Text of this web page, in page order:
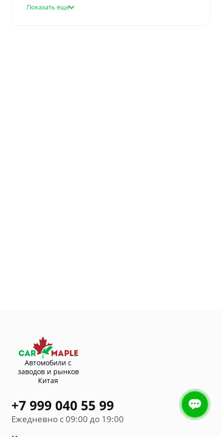
Показать еще
Автомобили с
заводов и рынков
Китая
+7 999 040 55 99
Ежедневно с 09:00 до 19:00